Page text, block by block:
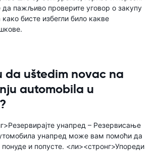
пажљиво проверите уговор о закупу
бисте избегли било какве
da uštedim novac na
automobila u
унапред – Резервисање
унапред може вам помоћи да
понуде и попусте. <ли><стронг>Упореди